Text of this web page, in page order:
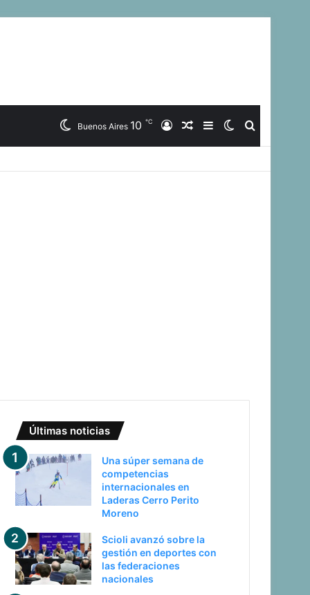
Buscar
Switch
skin
Barra
Lateral
Artículo
Aleatorio
Iniciar
Sesión
Buenos Aires 10 ℃
Últimas noticias
Una súper semana de
competencias
internacionales en
Laderas Cerro Perito
Moreno
Scioli avanzó sobre la
gestión en deportes con
las federaciones
nacionales